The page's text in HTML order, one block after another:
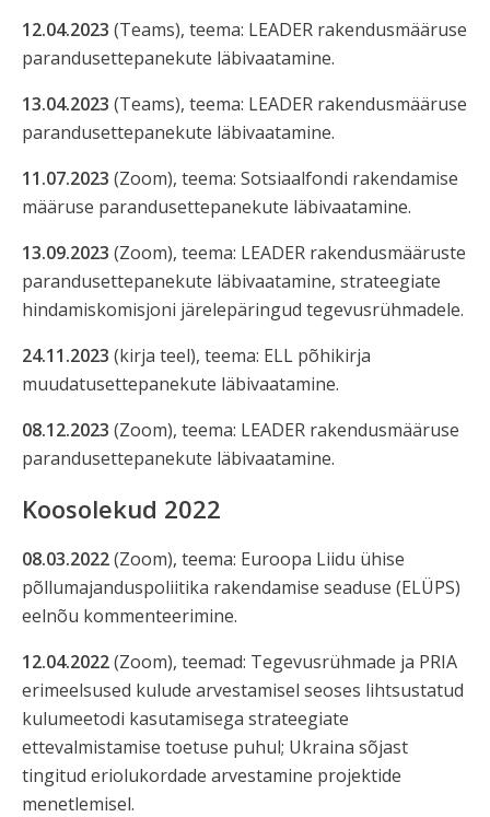
12.04.2023 (Teams), teema: LEADER rakendusmääruse
parandusettepanekute läbivaatamine.
13.04.2023 (Teams), teema: LEADER rakendusmääruse
parandusettepanekute läbivaatamine.
11.07.2023 (Zoom), teema: Sotsiaalfondi rakendamise
määruse parandusettepanekute läbivaatamine.
13.09.2023 (Zoom), teema: LEADER rakendusmääruste
parandusettepanekute läbivaatamine, strateegiate
hindamiskomisjoni järelepäringud tegevusrühmadele.
24.11.2023 (kirja teel), teema: ELL põhikirja
muudatusettepanekute läbivaatamine.
08.12.2023 (Zoom), teema: LEADER rakendusmääruse
parandusettepanekute läbivaatamine.
Koosolekud 2022
08.03.2022(Zoom), teema: Euroopa Liidu ühise
põllumajanduspoliitika rakendamise seaduse (ELÜPS)
eelnõu kommenteerimine.
12.04.2022(Zoom), teemad: Tegevusrühmade ja PRIA
erimeelsused kulude arvestamisel seoses lihtsustatud
kulumeetodi kasutamisega strateegiate
ettevalmistamise toetuse puhul; Ukraina sõjast
tingitud eriolukordade arvestamine projektide
menetlemisel.